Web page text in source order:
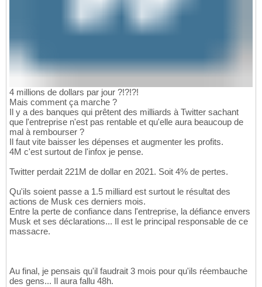
4 millions de dollars par jour ?!?!?!
Mais comment ça marche ?
Il y a des banques qui prêtent des milliards à Twitter sachant
que l'entreprise n'est pas rentable et qu'elle aura beaucoup de
mal à rembourser ?
Il faut vite baisser les dépenses et augmenter les profits.
4M c'est surtout de l'infox je pense.
Twitter perdait 221M de dollar en 2021. Soit 4% de pertes.
Qu'ils soient passe a 1.5 milliard est surtout le résultat des
actions de Musk ces derniers mois.
Entre la perte de confiance dans l'entreprise, la défiance envers
Musk et ses déclarations... Il est le principal responsable de ce
massacre.
Au final, je pensais qu'il faudrait 3 mois pour qu'ils réembauche
des gens... Il aura fallu 48h.